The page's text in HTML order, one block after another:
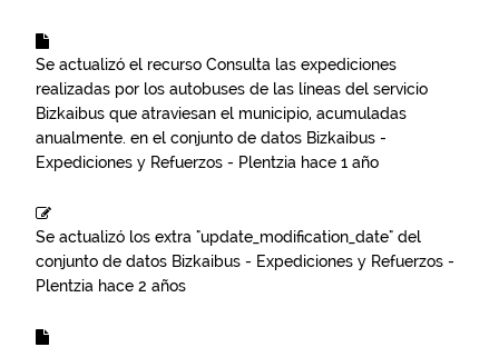
Se actualizó el recurso Consulta las expediciones
realizadas por los autobuses de las líneas del servicio
Bizkaibus que atraviesan el municipio, acumuladas
anualmente. en el conjunto de datos Bizkaibus -
Expediciones y Refuerzos - Plentzia hace 1 año
Se actualizó los extra "update_modification_date" del
conjunto de datos Bizkaibus - Expediciones y Refuerzos -
Plentzia hace 2 años